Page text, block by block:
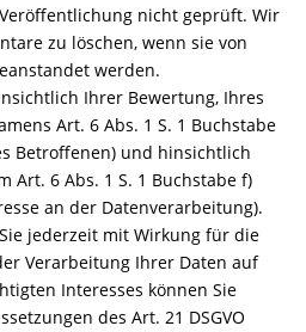
nicht geprüft. Wir
zu löschen, wenn sie von
werden.
Ihrer Bewertung, Ihres
Art. 6 Abs. 1 S. 1 Buchstabe
Betroffenen) und hinsichtlich
Art. 6 Abs. 1 S. 1 Buchstabe f)
an der Datenverarbeitung).
jederzeit mit Wirkung für die
Verarbeitung Ihrer Daten auf
Interesses können Sie
des Art. 21 DSGVO